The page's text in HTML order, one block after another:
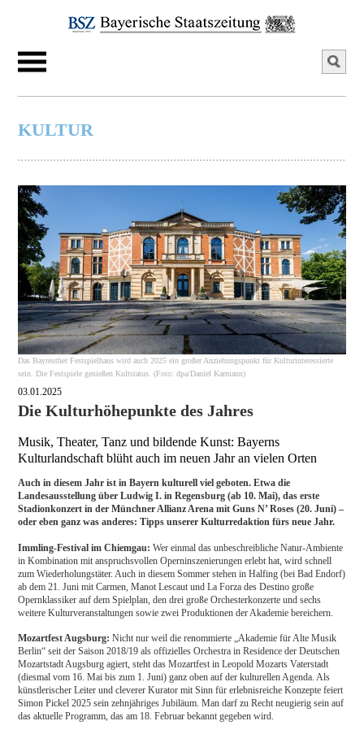
KULTUR
Das Bayreuther Festspielhaus wird auch 2025 ein großer Anziehungspunkt für Kulturinteressierte
sein. Die Festspiele genießen Kultstatus. (Foto: dpa/Daniel Karmann)
03.01.2025
Die Kulturhöhepunkte des Jahres
Musik, Theater, Tanz und bildende Kunst: Bayerns
Kulturlandschaft blüht auch im neuen Jahr an vielen Orten
Auch in diesem Jahr ist in Bayern kulturell viel geboten. Etwa die
Landesausstellung über Ludwig I. in Regensburg (ab 10. Mai), das erste
Stadionkonzert in der Münchner Allianz Arena mit Guns N’ Roses (20. Juni) –
oder eben ganz was anderes: Tipps unserer Kulturredaktion fürs neue Jahr.
Immling-Festival im Chiemgau: Wer einmal das unbeschreibliche Natur-Ambiente
in Kombination mit anspruchsvollen Operninszenierungen erlebt hat, wird schnell
zum Wiederholungstäter. Auch in diesem Sommer stehen in Halfing (bei Bad Endorf)
ab dem 21. Juni mit Carmen, Manot Lescaut und La Forza des Destino große
Opernklassiker auf dem Spielplan, den drei große Orchesterkonzerte und sechs
weitere Kulturveranstaltungen sowie zwei Produktionen der Akademie bereichern.
Mozartfest Augsburg: Nicht nur weil die renommierte „Akademie für Alte Musik
Berlin“ seit der Saison 2018/19 als offizielles Orchestra in Residence der Deutschen
Mozartstadt Augsburg agiert, steht das Mozartfest in Leopold Mozarts Vaterstadt
(diesmal vom 16. Mai bis zum 1. Juni) ganz oben auf der kulturellen Agenda. Als
künstlerischer Leiter und cleverer Kurator mit Sinn für erlebnisreiche Konzepte feiert
Simon Pickel 2025 sein zehnjähriges Jubiläum. Man darf zu Recht neugierig sein auf
das aktuelle Programm, das am 18. Februar bekannt gegeben wird.